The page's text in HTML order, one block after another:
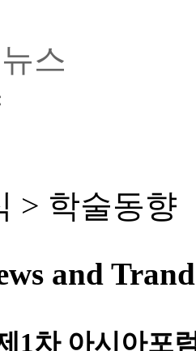
스
> 학술동향
and
1차 아시아포